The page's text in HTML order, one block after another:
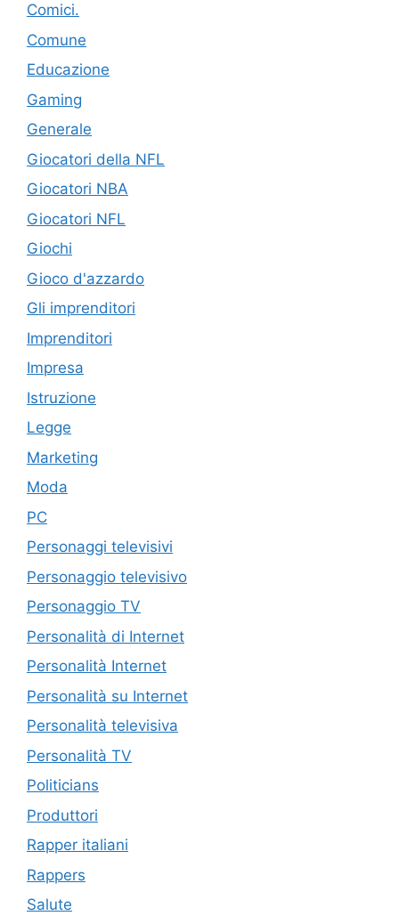
Comici.
Comune
Educazione
Gaming
Generale
Giocatori della NFL
Giocatori NBA
Giocatori NFL
Giochi
Gioco d'azzardo
Gli imprenditori
Imprenditori
Impresa
Istruzione
Legge
Marketing
Moda
PC
Personaggi televisivi
Personaggio televisivo
Personaggio TV
Personalità di Internet
Personalità Internet
Personalità su Internet
Personalità televisiva
Personalità TV
Politicians
Produttori
Rapper italiani
Rappers
Salute